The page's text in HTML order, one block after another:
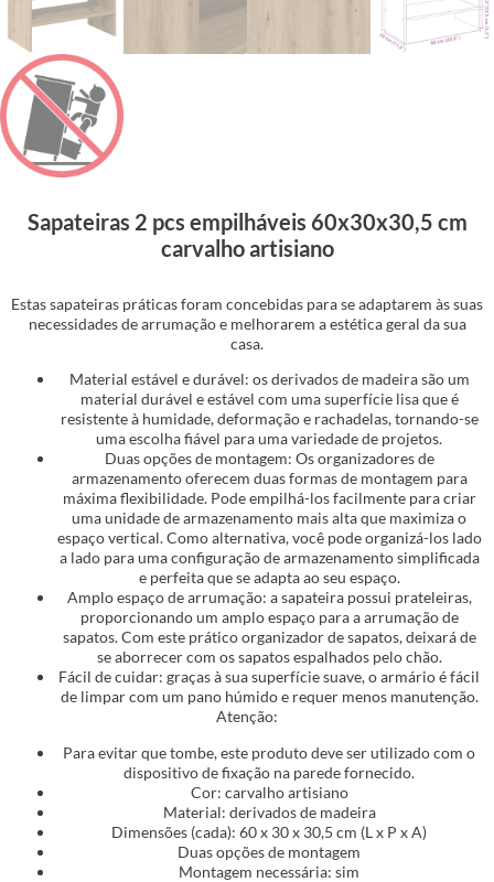
Sapateiras 2 pcs empilháveis 60x30x30,5 cm
carvalho artisiano
Estas sapateiras práticas foram concebidas para se adaptarem às suas
necessidades de arrumação e melhorarem a estética geral da sua
casa.
Material estável e durável: os derivados de madeira são um
material durável e estável com uma superfície lisa que é
resistente à humidade, deformação e rachadelas, tornando-se
uma escolha fiável para uma variedade de projetos.
Duas opções de montagem: Os organizadores de
armazenamento oferecem duas formas de montagem para
máxima flexibilidade. Pode empilhá-los facilmente para criar
uma unidade de armazenamento mais alta que maximiza o
espaço vertical. Como alternativa, você pode organizá-los lado
a lado para uma configuração de armazenamento simplificada
e perfeita que se adapta ao seu espaço.
Amplo espaço de arrumação: a sapateira possui prateleiras,
proporcionando um amplo espaço para a arrumação de
sapatos. Com este prático organizador de sapatos, deixará de
se aborrecer com os sapatos espalhados pelo chão.
Fácil de cuidar: graças à sua superfície suave, o armário é fácil
de limpar com um pano húmido e requer menos manutenção.
Atenção:
Para evitar que tombe, este produto deve ser utilizado com o
dispositivo de fixação na parede fornecido.
Cor: carvalho artisiano
Material: derivados de madeira
Dimensões (cada): 60 x 30 x 30,5 cm (L x P x A)
Duas opções de montagem
Montagem necessária: sim